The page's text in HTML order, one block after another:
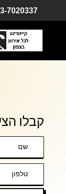
7020337
קבלו